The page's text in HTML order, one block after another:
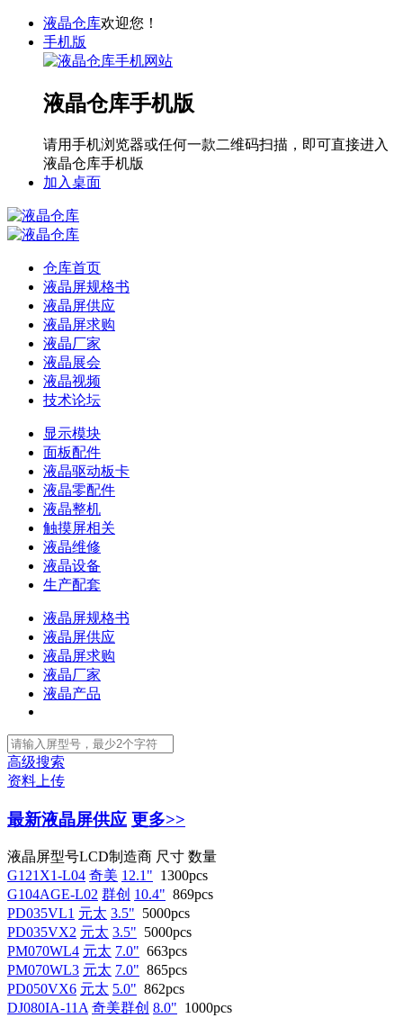
液晶仓库欢迎您！
手机版
液晶仓库手机版
请用手机浏览器或任何一款二维码扫描，即可直接进入
液晶仓库手机版
加入桌面
仓库首页
液晶屏规格书
液晶屏供应
液晶屏求购
液晶厂家
液晶展会
液晶视频
技术论坛
显示模块
面板配件
液晶驱动板卡
液晶零配件
液晶整机
触摸屏相关
液晶维修
液晶设备
生产配套
液晶屏规格书
液晶屏供应
液晶屏求购
液晶厂家
液晶产品
高级搜索
资料上传
最新液晶屏供应 更多>>
液晶屏型号LCD制造商 尺寸 数量
G121X1-L04 奇美 12.1" 1300pcs
G104AGE-L02 群创 10.4" 869pcs
PD035VL1 元太 3.5" 5000pcs
PD035VX2 元太 3.5" 5000pcs
PM070WL4 元太 7.0" 663pcs
PM070WL3 元太 7.0" 865pcs
PD050VX6 元太 5.0" 862pcs
DJ080IA-11A 奇美群创 8.0" 1000pcs